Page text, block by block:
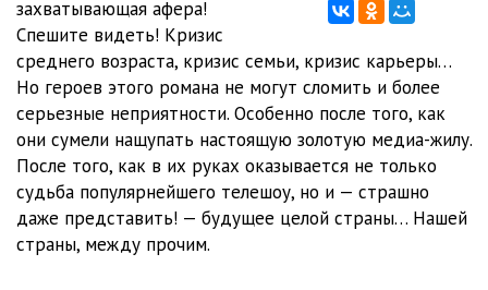
Proklyatie_012
Proklyatie_013 04:04
Proklyatie_014 04:04
Proklyatie_015 04:02
Proklyatie_016 04:12
Proklyatie_017
захватывающая афера!
Спешите видеть! Кризис
среднего возраста, кризис семьи, кризис карьеры…
Но героев этого романа не могут сломить и более
серьезные неприятности. Особенно после того, как
они сумели нащупать настоящую золотую медиа-жилу.
После того, как в их руках оказывается не только
судьба популярнейшего телешоу, но и — страшно
даже представить! — будущее целой страны… Нашей
страны, между прочим.